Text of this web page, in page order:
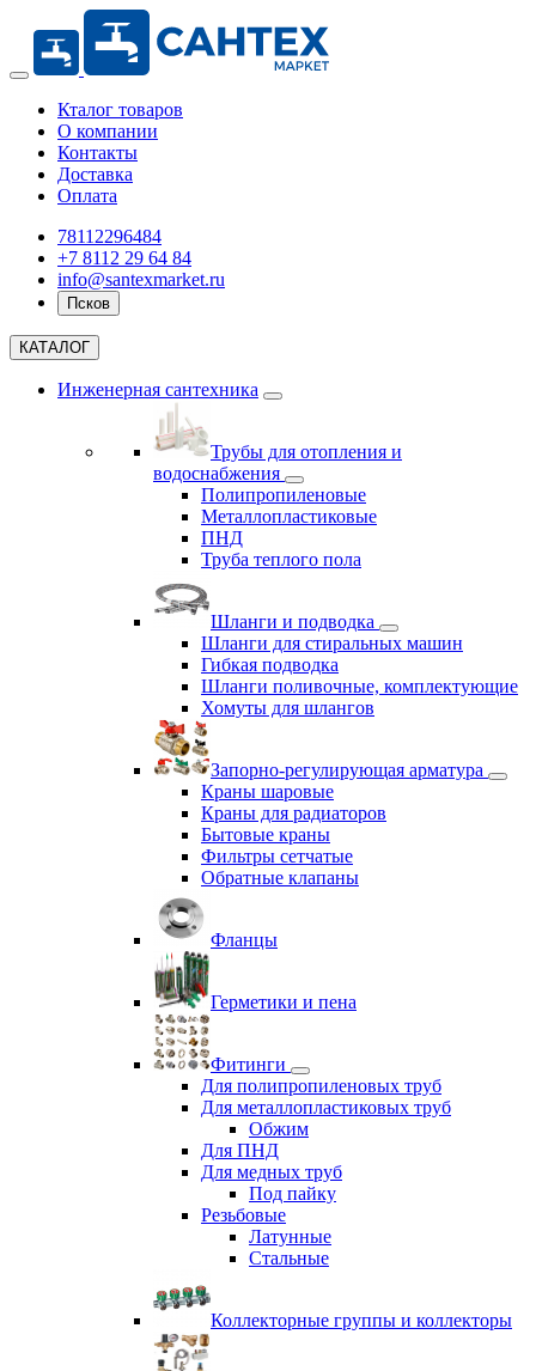
Кталог товаров
О компании
Контакты
Доставка
Оплата
78112296484
+7 8112 29 64 84
info@santexmarket.ru
Псков
КАТАЛОГ
Инженерная сантехника
Трубы для отопления и
водоснабжения
Полипропиленовые
Металлопластиковые
ПНД
Труба теплого пола
Шланги и подводка
Шланги для стиральных машин
Гибкая подводка
Шланги поливочные, комплектующие
Хомуты для шлангов
Запорно-регулирующая арматура
Краны шаровые
Краны для радиаторов
Бытовые краны
Фильтры сетчатые
Обратные клапаны
Фланцы
Герметики и пена
Фитинги
Для полипропиленовых труб
Для металлопластиковых труб
Обжим
Для ПНД
Для медных труб
Под пайку
Резьбовые
Латунные
Cтальные
Коллекторные группы и коллекторы